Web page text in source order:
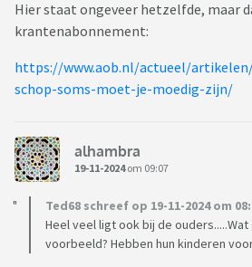
Hier staat ongeveer hetzelfde, maar
krantenabonnement:
https://www.aob.nl/actueel/
schop-soms-moet-je-moedig-zijn/
alhambra
19-11-2024om 09:07
Ted68 schreef op 19-11-2024 om
Heel veel ligt ook bij de
voorbeeld? Hebben hun kinderen